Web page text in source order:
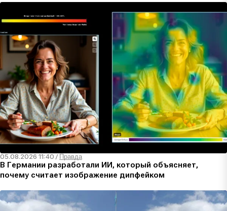
05.08.2026 11:40 / Правда
В Германии разработали ИИ, который объясняет,
почему считает изображение дипфейком